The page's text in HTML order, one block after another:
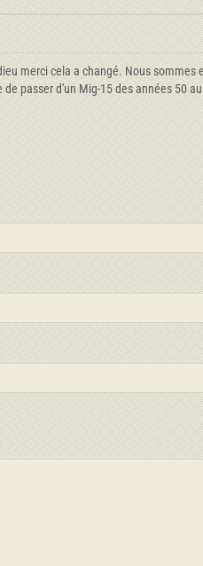
merci cela a changé. Nous sommes
passer d'un Mig-15 des années 50 au